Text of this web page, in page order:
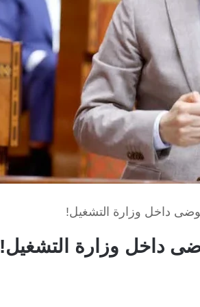
داخل وزارة التشغيل!
داخل وزارة التشغيل!